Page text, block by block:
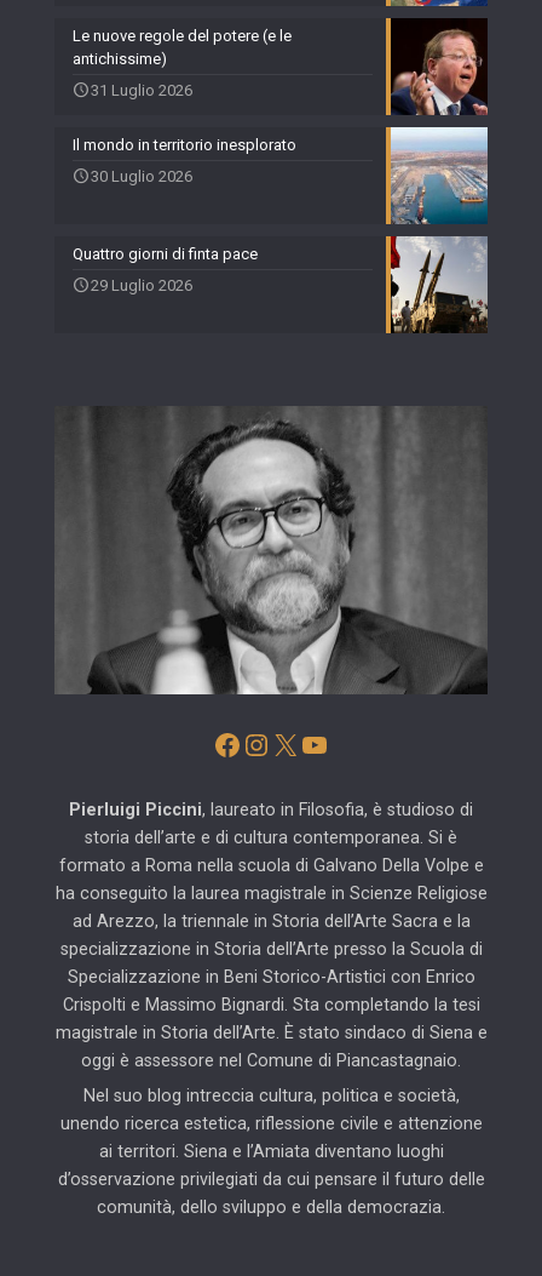
Le nuove regole del potere (e le
antichissime)
31 Luglio 2026
Il mondo in territorio inesplorato
30 Luglio 2026
Quattro giorni di finta pace
29 Luglio 2026
Facebook
Instagram
X YouTube
Pierluigi Piccini, laureato in Filosofia, è studioso di
storia dell’arte e di cultura contemporanea. Si è
formato a Roma nella scuola di Galvano Della Volpe e
ha conseguito la laurea magistrale in Scienze Religiose
ad Arezzo, la triennale in Storia dell’Arte Sacra e la
specializzazione in Storia dell’Arte presso la Scuola di
Specializzazione in Beni Storico-Artistici con Enrico
Crispolti e Massimo Bignardi. Sta completando la tesi
magistrale in Storia dell’Arte. È stato sindaco di Siena e
oggi è assessore nel Comune di Piancastagnaio.
Nel suo blog intreccia cultura, politica e società,
unendo ricerca estetica, riflessione civile e attenzione
ai territori. Siena e l’Amiata diventano luoghi
d’osservazione privilegiati da cui pensare il futuro delle
comunità, dello sviluppo e della democrazia.